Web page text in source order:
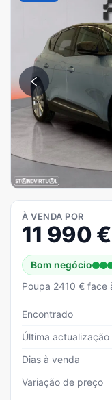
À VENDA POR
11 990 €
Bom negócio
Poupa 2410 € face
Encontrado
Última actualização
Dias à venda
Variação de preço